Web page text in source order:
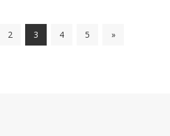
2 3 4 5 »